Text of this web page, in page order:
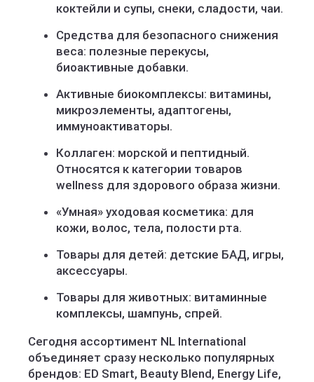
коктейли и супы, снеки, сладости, чаи.
Средства для безопасного снижения
веса: полезные перекусы,
биоактивные добавки.
Активные биокомплексы: витамины,
микроэлементы, адаптогены,
иммуноактиваторы.
Коллаген: морской и пептидный.
Относятся к категории товаров
wellness для здорового образа жизни.
«Умная» уходовая косметика: для
кожи, волос, тела, полости рта.
Товары для детей: детские БАД, игры,
аксессуары.
Товары для животных: витаминные
комплексы, шампунь, спрей.
Сегодня ассортимент NL International
объединяет сразу несколько популярных
брендов: ED Smart, Beauty Blend, Energy Life,